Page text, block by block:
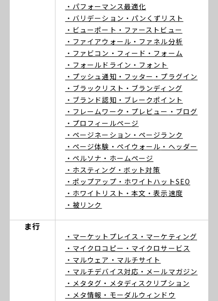
・パフォーマンス最適化
・バリデーション ・パンくずリスト
・ビューポート ・ファーストビュー
・ファイアウォール ・ファネル分析
・ファビコン ・フィード ・フォーム
・フォールドライン ・フォント
・プッシュ通知 ・フッター ・プラグイン
・ブラックリスト ・ブランディング
・ブランド認知 ・ブレークポイント
・フレームワーク ・プレビュー ・ブログ
・プロフィールページ
・ページネーション ・ページランク
・ページ体験 ・ペイウォール ・ヘッダー
・ペルソナ ・ホームページ
・ホスティング ・ボット対策
・ポップアップ ・ホワイトハットSEO
・ホワイトリスト ・本文 ・表示速度
・被リンク
ま行
・マーケットプレイス ・マーケティング
・マイクロコピー ・マイクロサービス
・マルウェア ・マルチサイト
・マルチデバイス対応 ・メールマガジン
・メタタグ ・メタディスクリプション
・メタ情報 ・モーダルウィンドウ